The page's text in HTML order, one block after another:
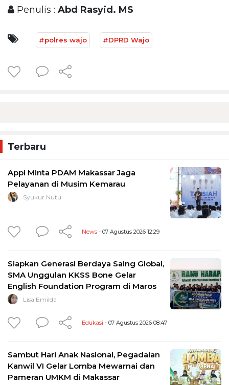
Penulis : Abd Rasyid. MS
#polres wajo #DPRD Wajo
Terbaru
Appi Minta PDAM Makassar Jaga
Pelayanan di Musim Kemarau
Syukur Nutu
News - 07 Agustus 2026 12:29
Siapkan Generasi Berdaya Saing Global,
SMA Unggulan KKSS Bone Gelar
English Foundation Program di Maros
Lisa Emilda
Edukasi - 07 Agustus 2026 08:47
Sambut Hari Anak Nasional, Pegadaian
Kanwil VI Gelar Lomba Mewarnai dan
Pameran UMKM di Makassar